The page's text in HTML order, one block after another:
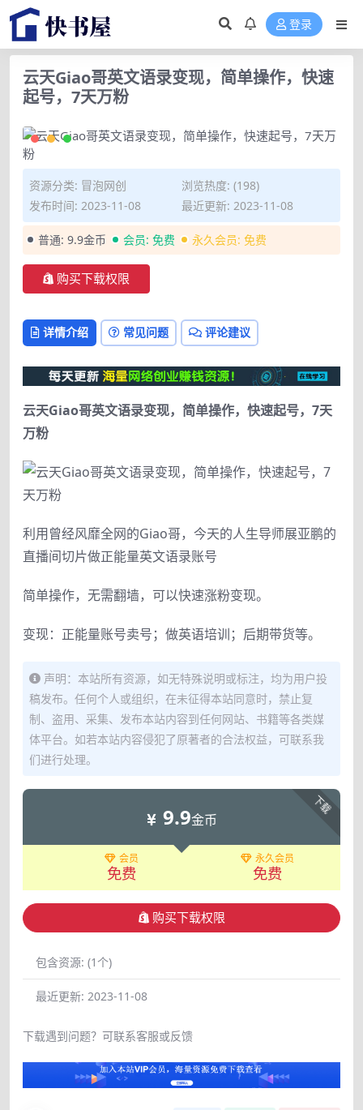
登录
云天Giao哥英文语录变现，简单操作，快速
起号，7天万粉
资源分类: 冒泡网创
浏览热度: (198)
发布时间: 2023-11-08
最近更新: 2023-11-08
普通: 9.9金币 会员: 免费 永久会员: 免费
购买下载权限
详情介绍 常见问题 评论建议
云天Giao哥英文语录变现，简单操作，快速起号，7天
万粉
利用曾经风靡全网的Giao哥，今天的人生导师展亚鹏的
直播间切片做正能量英文语录账号
简单操作，无需翻墙，可以快速涨粉变现。
变现：正能量账号卖号；做英语培训；后期带货等。
声明：本站所有资源，如无特殊说明或标注，均为用户投
稿发布。任何个人或组织，在未征得本站同意时，禁止复
制、盗用、采集、发布本站内容到任何网站、书籍等各类媒
体平台。如若本站内容侵犯了原著者的合法权益，可联系我
们进行处理。
下载
9.9金币
会员
免费
永久会员
免费
购买下载权限
包含资源: (1个)
最近更新: 2023-11-08
下载遇到问题？可联系客服或反馈